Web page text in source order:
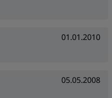
01.01.2010
05.05.2008